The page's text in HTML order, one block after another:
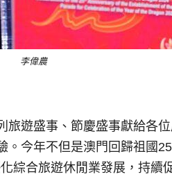
李偉農
遊盛事、節慶盛事獻給各
今年不但是澳門回歸祖國
綜合旅遊休閒業發展，持續